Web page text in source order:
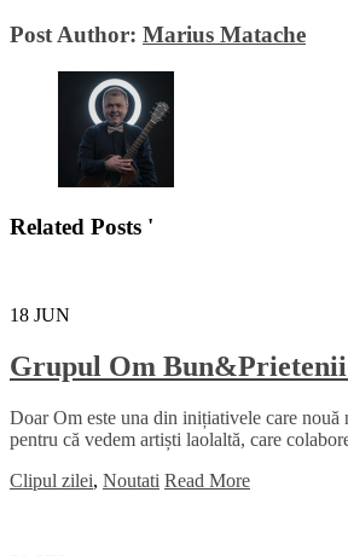
Post Author: Marius Matache
Related Posts '
18 JUN
Grupul Om
Doar Om este una din inițiativele care nouă
pentru că vedem artiști laolaltă, care
Clipul zilei, Noutati Read More